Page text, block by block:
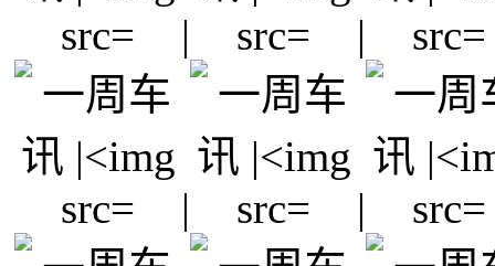
| |
| |